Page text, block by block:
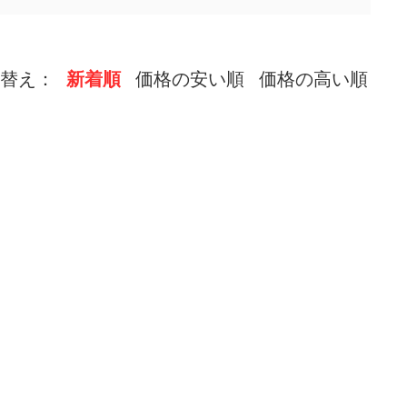
え： 新着順 価格の安い順 価格の高い順